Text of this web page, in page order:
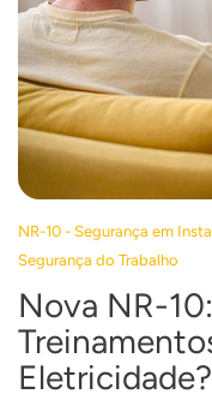
NR-10 - Segurança em
Segurança do Trabalho
Nova NR-
Eletricidade?